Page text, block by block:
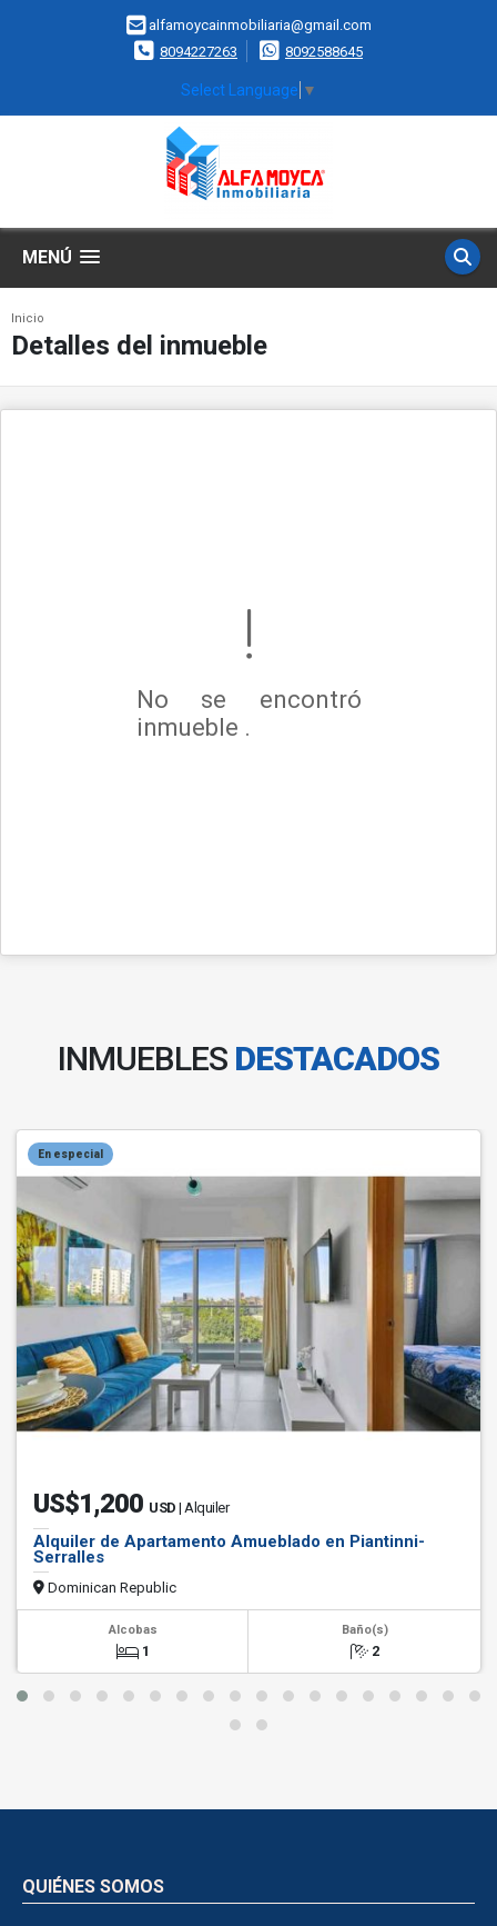
alfamoycainmobiliaria@gmail.com
8094227263
8092588645
Select Language ▼
MENÚ
Inicio
Detalles del inmueble
No se encontró
inmueble .
INMUEBLES DESTACADOS
En especial
US$1,200 USD | Alquiler
Alquiler de Apartamento Amueblado en Piantinni-
Serralles
Dominican Republic
Alcobas
1
Baño(s)
2
QUIÉNES SOMOS